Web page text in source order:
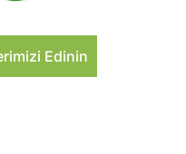
Edinin